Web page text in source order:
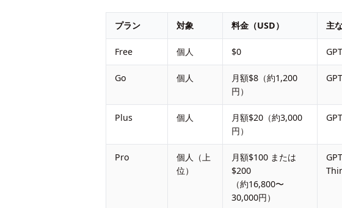
プラン 対象 料金（USD） 主
Free 個人 $0
Go 個人
月額$8（約1,200
円）
Plus 個人
月額$20（約3,000
円）
Pro
個人（上
位）
月額$100 または
$200
（約16,800〜
30,000円）